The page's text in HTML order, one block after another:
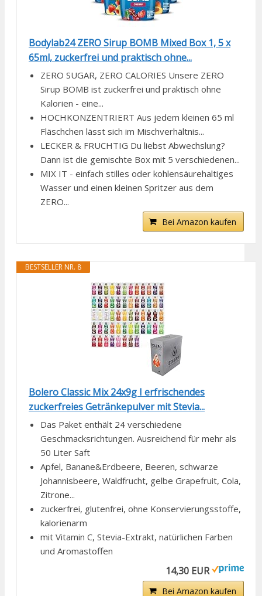
Bodylab24 ZERO Sirup BOMB Mixed Box 1, 5 x
65ml, zuckerfrei und praktisch ohne...
ZERO SUGAR, ZERO CALORIES Unsere ZERO
Sirup BOMB ist zuckerfrei und praktisch ohne
Kalorien - eine...
HOCHKONZENTRIERT Aus jedem kleinen 65 ml
Fläschchen lässt sich im Mischverhältnis...
LECKER & FRUCHTIG Du liebst Abwechslung?
Dann ist die gemischte Box mit 5 verschiedenen...
MIX IT - einfach stilles oder kohlensäurehaltiges
Wasser und einen kleinen Spritzer aus dem
ZERO...
Bei Amazon kaufen
BESTSELLER NR. 8
Bolero Classic Mix 24x9g I erfrischendes
zuckerfreies Getränkepulver mit Stevia...
Das Paket enthält 24 verschiedene
Geschmacksrichtungen. Ausreichend für mehr als
50 Liter Saft
Apfel, Banane&Erdbeere, Beeren, schwarze
Johannisbeere, Waldfrucht, gelbe Grapefruit, Cola,
Zitrone...
zuckerfrei, glutenfrei, ohne Konservierungsstoffe,
kalorienarm
mit Vitamin C, Stevia-Extrakt, natürlichen Farben
und Aromastoffen
14,30 EUR
Bei Amazon kaufen